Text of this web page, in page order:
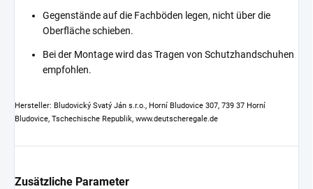
Gegenstände auf die Fachböden legen, nicht über die
Oberfläche schieben.
Bei der Montage wird das Tragen von Schutzhandschuhen
empfohlen.
Hersteller: Bludovický Svatý Ján s.r.o., Horní Bludovice 307, 739 37 Horní
Bludovice, Tschechische Republik, www.deutscheregale.de
Zusätzliche Parameter